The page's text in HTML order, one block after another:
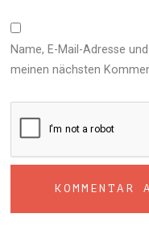
Name, E-Mail-Adresse
meinen nächsten